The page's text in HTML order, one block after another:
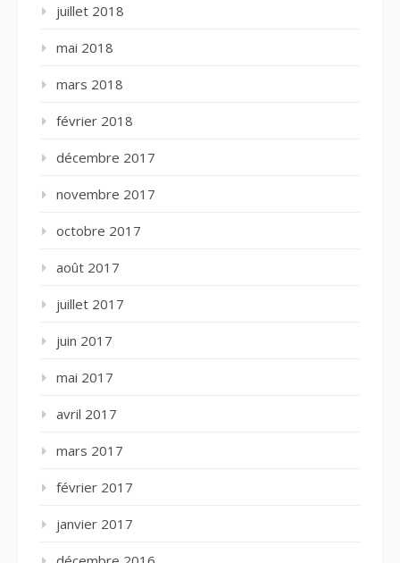
juillet 2018
mai 2018
mars 2018
février 2018
décembre 2017
novembre 2017
octobre 2017
août 2017
juillet 2017
juin 2017
mai 2017
avril 2017
mars 2017
février 2017
janvier 2017